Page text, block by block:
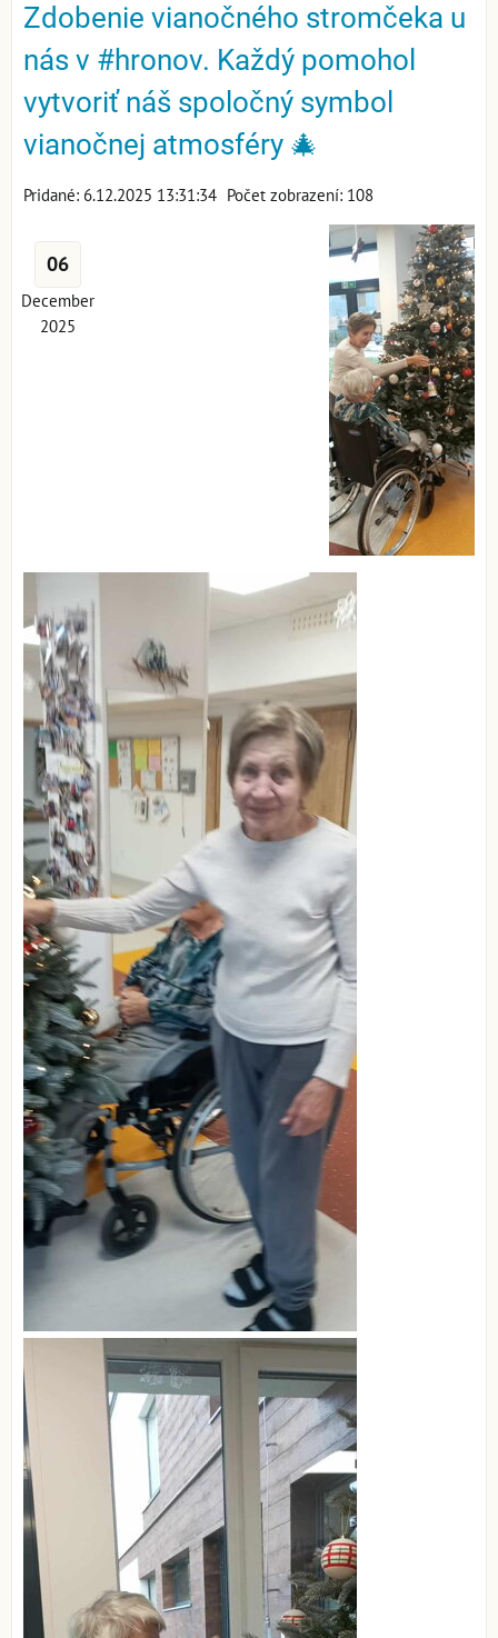
Zdobenie vianočného stromčeka u
nás v #hronov. Každý pomohol
vytvoriť náš spoločný symbol
vianočnej atmosféry 🎄
Pridané: 6.12.2025 13:31:34 Počet zobrazení: 108
06
December
2025